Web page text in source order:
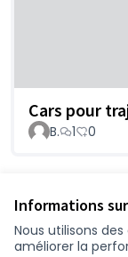
Informations
Nous utilisons
améliorer la
Cars pour
B. 1 0
Conditions